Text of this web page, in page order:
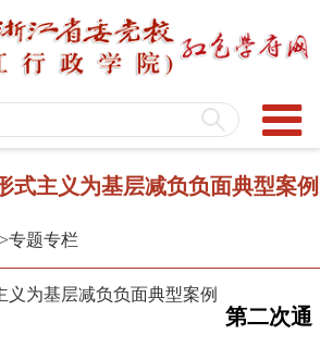
式主义为基层减负负面典型案例
专题专栏
义为基层减负负面典型案例
第二次通